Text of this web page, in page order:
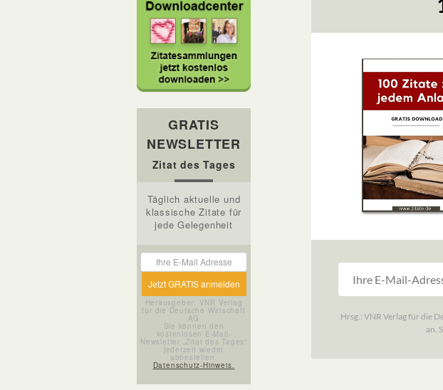
GRATIS
NEWSLETTER
Zitat des Tages
Täglich aktuelle und
klassische Zitate für
jede Gelegenheit
Herausgeber: VNR Verlag
für die Deutsche Wirtschaft
AG
Sie können den
kostenlosen E-Mail-
Newsletter „Zitat des Tages“
jederzeit wieder
abbestellen.
Datenschutz-Hinweis.